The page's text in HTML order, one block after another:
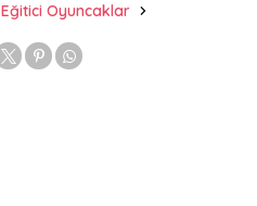
Eğitici Oyuncaklar